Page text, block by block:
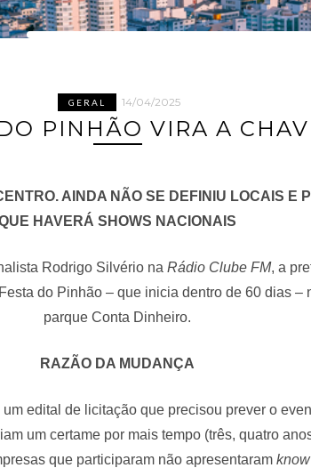
GERAL 14/04/2025
PINHÃO VIRA A
AINDA NÃO SE DEFINIU LOCAIS E
HAVERÁ SHOWS NACIONAIS
Rodrigo Silvério na Rádio Clube FM, a
do Pinhão – que inicia dentro de 60 dias –
parque Conta Dinheiro.
RAZÃO DA MUDANÇA
edital de licitação que precisou prever o
um certame por mais tempo (três, quatro
que participaram não apresentaram